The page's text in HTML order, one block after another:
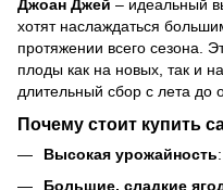
Джоан Джей – идеальный
хотят наслаждаться
протяжении всего сезона.
плоды как на новых, так и
длительный сбор с лета до
Почему стоит купить
Высокая урожайность
Большие, сладкие